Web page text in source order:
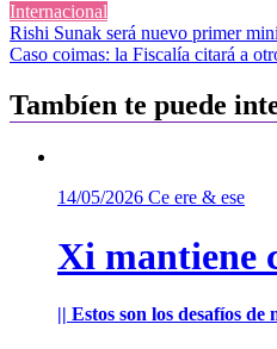
Internacional
Navegación
de
entradas
Rishi Sunak será nuevo primer
Caso coimas: la Fiscalía citará a
Tambíen te puede
14/05/2026 Ce ere & ese
Xi mantiene
|| Estos son los desafíos